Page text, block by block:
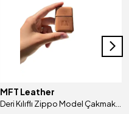
MFT Leather